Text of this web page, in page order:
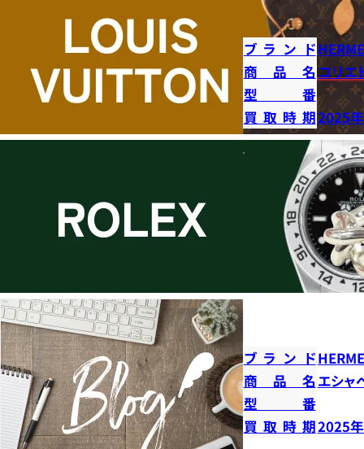
ブランド
商品名コリエ
型番
買取時期2025
ブランド
商品名 エシャ
型番
買取時期2025